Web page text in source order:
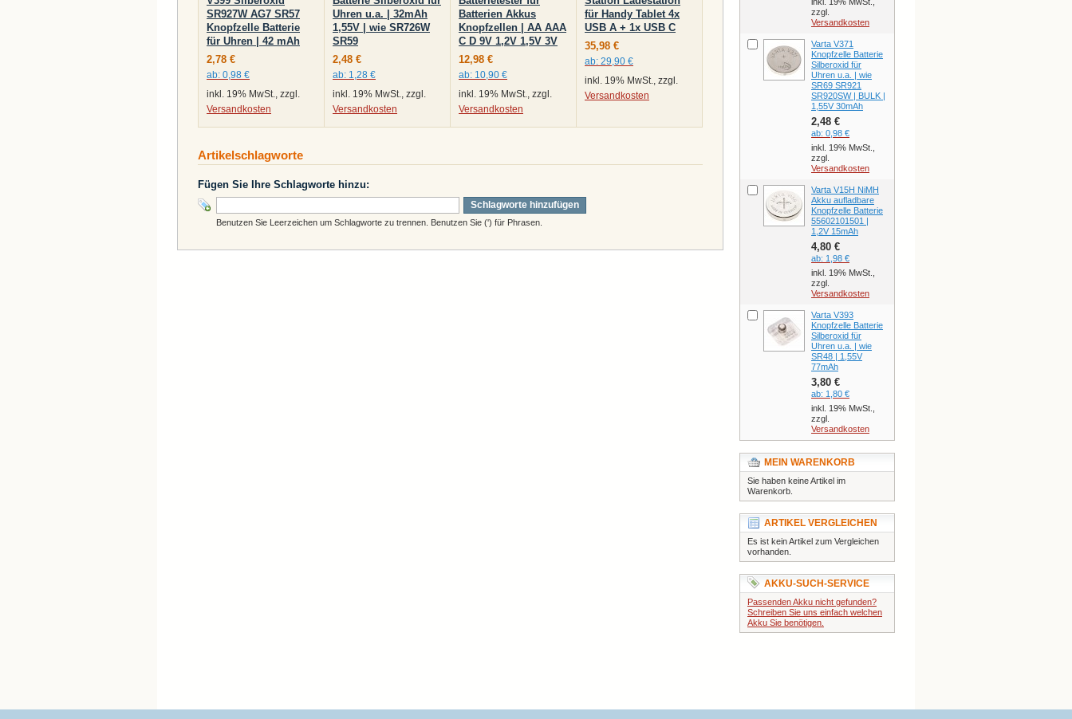
SR927W AG7 SR57
Knopfzelle Batterie
für Uhren | 42 mAh
2,78 €
ab: 0,98 €
inkl. 19% MwSt., zzgl.
Versandkosten
Uhren u.a. | 32mAh
1,55V | wie SR726W
SR59
2,48 €
ab: 1,28 €
inkl. 19% MwSt., zzgl.
Versandkosten
Batterien Akkus
Knopfzellen | AA AAA
C D 9V 1,2V 1,5V 3V
12,98 €
ab: 10,90 €
inkl. 19% MwSt., zzgl.
Versandkosten
für Handy Tablet 4x
USB A + 1x USB C
35,98 €
ab: 29,90 €
inkl. 19% MwSt., zzgl.
Versandkosten
Artikelschlagworte
Fügen Sie Ihre Schlagworte hinzu:
Schlagworte hinzufügen
Benutzen Sie Leerzeichen um Schlagworte zu trennen. Benutzen Sie (') für Phrasen.
zzgl.
Versandkosten
Varta V371
Knopfzelle Batterie
Silberoxid für
Uhren u.a. | wie
SR69 SR921
SR920SW | BULK |
1,55V 30mAh
2,48 €
ab: 0,98 €
inkl. 19% MwSt.,
zzgl.
Versandkosten
Varta V15H NiMH
Akku aufladbare
Knopfzelle Batterie
55602101501 |
1,2V 15mAh
4,80 €
ab: 1,98 €
inkl. 19% MwSt.,
zzgl.
Versandkosten
Varta V393
Knopfzelle Batterie
Silberoxid für
Uhren u.a. | wie
SR48 | 1,55V
77mAh
3,80 €
ab: 1,80 €
inkl. 19% MwSt.,
zzgl.
Versandkosten
MEIN WARENKORB
Sie haben keine Artikel im
Warenkorb.
ARTIKEL VERGLEICHEN
Es ist kein Artikel zum Vergleichen
vorhanden.
AKKU-SUCH-SERVICE
Passenden Akku nicht gefunden?
Schreiben Sie uns einfach welchen
Akku Sie benötigen.